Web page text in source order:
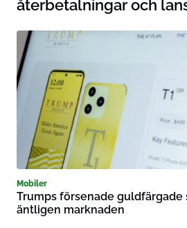
återbetalningar och
Mobiler
Trumps försenade guldfärgade
äntligen marknaden